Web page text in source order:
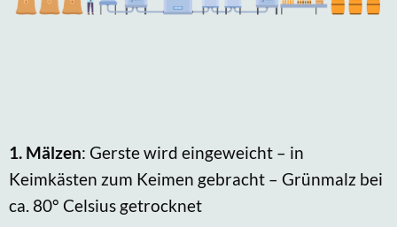
1. Mälzen: Gerste wird eingeweicht – in
Keimkästen zum Keimen gebracht – Grünmalz bei
ca. 80° Celsius getrocknet